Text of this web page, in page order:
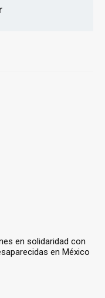
en solidaridad con
en México